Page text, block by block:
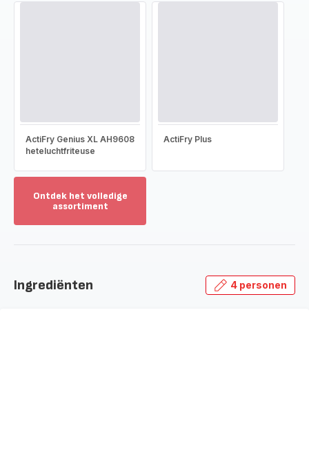
ActiFry Genius XL AH9608
heteluchtfriteuse
ActiFry Plus
Ontdek het volledige
assortiment
volledige
Ingrediënten 4 personen